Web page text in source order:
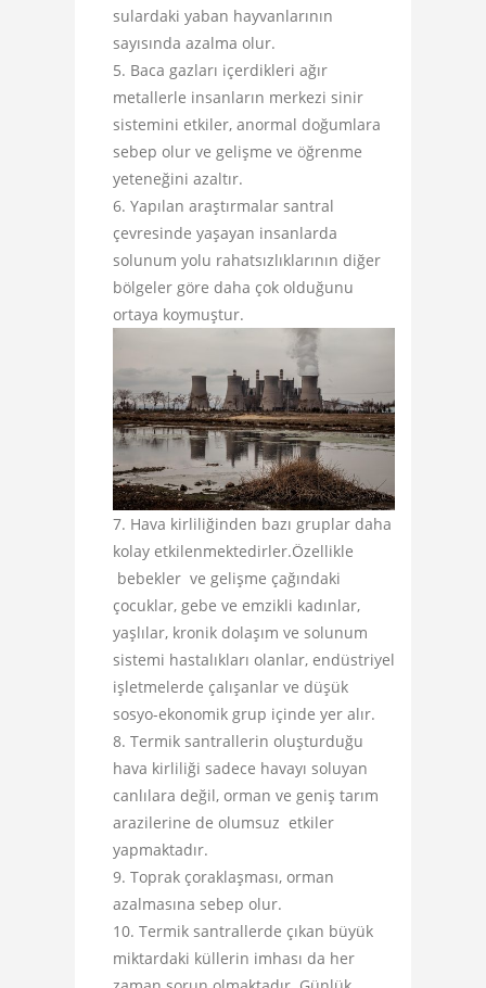
sulardaki yaban hayvanlarının
sayısında azalma olur.
Baca gazları içerdikleri ağır
metallerle insanların merkezi sinir
sistemini etkiler, anormal doğumlara
sebep olur ve gelişme ve öğrenme
yeteneğini azaltır.
Yapılan araştırmalar santral
çevresinde yaşayan insanlarda
solunum yolu rahatsızlıklarının diğer
bölgeler göre daha çok olduğunu
ortaya koymuştur.
Hava kirliliğinden bazı gruplar daha
kolay etkilenmektedirler.Özellikle
bebekler ve gelişme çağındaki
çocuklar, gebe ve emzikli kadınlar,
yaşlılar, kronik dolaşım ve solunum
sistemi hastalıkları olanlar, endüstriyel
işletmelerde çalışanlar ve düşük
sosyo-ekonomik grup içinde yer alır.
Termik santrallerin oluşturduğu
hava kirliliği sadece havayı soluyan
canlılara değil, orman ve geniş tarım
arazilerine de olumsuz etkiler
yapmaktadır.
Toprak çoraklaşması, orman
azalmasına sebep olur.
Termik santrallerde çıkan büyük
miktardaki küllerin imhası da her